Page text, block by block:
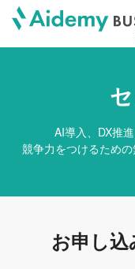
AI導入、DX推
競争力をつけるため
お申し